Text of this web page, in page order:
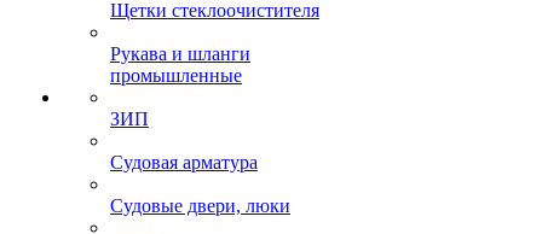
Щетки стеклоочистителя
Рукава и шланги
промышленные
ЗИП
Судовая арматура
Судовые двери, люки